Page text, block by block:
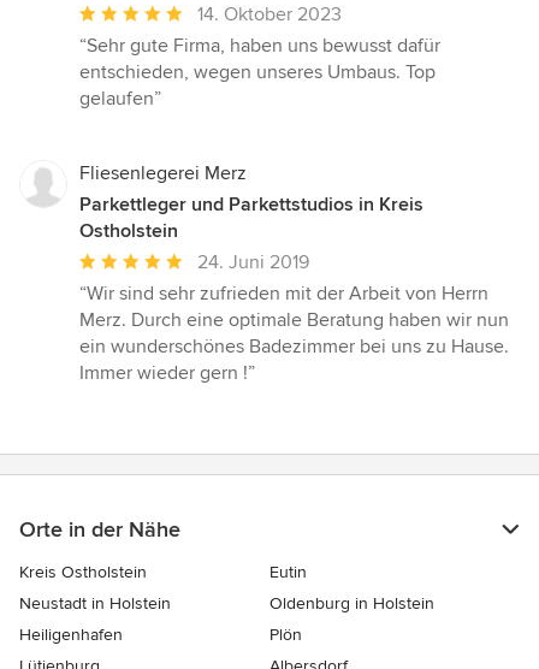
Durchschnittliche
Bewertung:
5
von
14. Oktober 2023
“Sehr gute Firma, haben uns bewusst dafür
entschieden, wegen unseres Umbaus. Top
gelaufen”
Fliesenlegerei Merz
Parkettleger und Parkettstudios in Kreis
Ostholstein
Durchschnittliche
Bewertung:
5
von
5
24. Juni 2019
“Wir sind sehr zufrieden mit der Arbeit von Herrn
Merz. Durch eine optimale Beratung haben wir nun
ein wunderschönes Badezimmer bei uns zu Hause.
Immer wieder gern !”
Orte in der Nähe
Kreis Ostholstein
Eutin
Neustadt in Holstein
Oldenburg in Holstein
Heiligenhafen
Plön